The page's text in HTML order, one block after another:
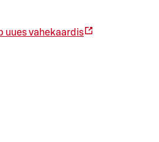
uues vahekaardis